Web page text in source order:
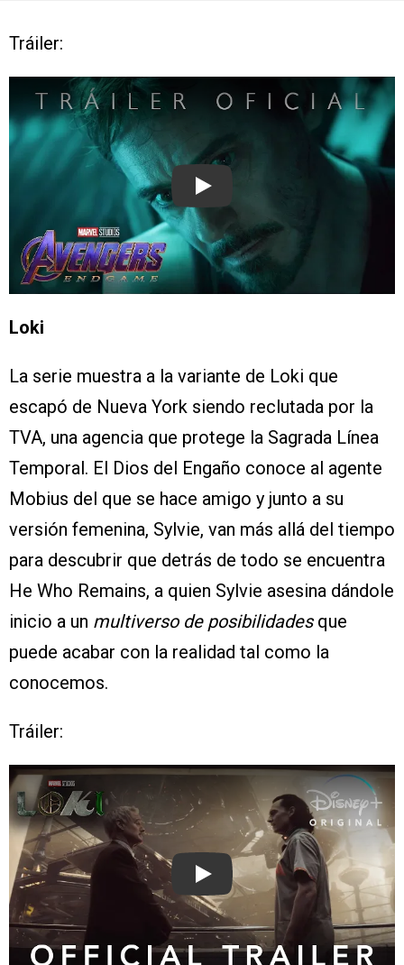
Tráiler:
Play
Loki
La serie muestra a la variante de Loki que
escapó de Nueva York siendo reclutada por la
TVA, una agencia que protege la Sagrada Línea
Temporal. El Dios del Engaño conoce al agente
Mobius del que se hace amigo y junto a su
versión femenina, Sylvie, van más allá del tiempo
para descubrir que detrás de todo se encuentra
He Who Remains, a quien Sylvie asesina dándole
inicio a un multiverso de posibilidadesque
puede acabar con la realidad tal como la
conocemos.
Tráiler:
Play